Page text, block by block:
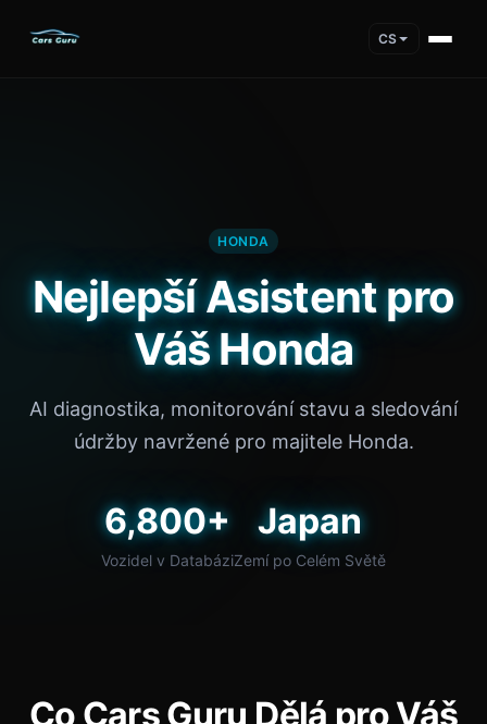
CS
HONDA
Nejlepší Asistent pro
Váš Honda
AI diagnostika, monitorování stavu a sledování
údržby navržené pro majitele Honda.
6,800+
Vozidel v Databázi
Japan
Zemí po Celém Světě
Co Cars Guru Dělá pro Váš